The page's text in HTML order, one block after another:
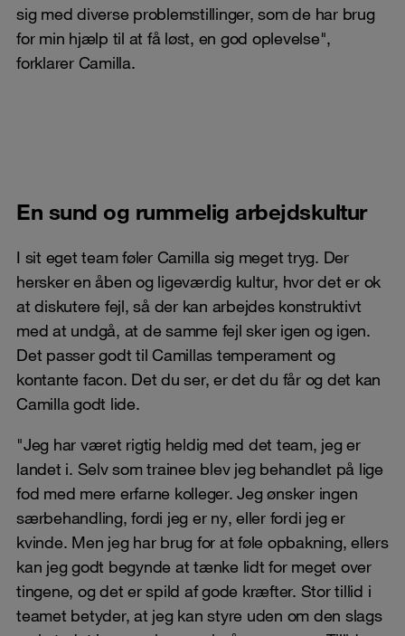
sig med diverse problemstillinger, som de har brug
for min hjælp til at få løst, en god oplevelse",
forklarer Camilla.
En sund og rummelig arbejdskultur
I sit eget team føler Camilla sig meget tryg. Der
hersker en åben og ligeværdig kultur, hvor det er ok
at diskutere fejl, så der kan arbejdes konstruktivt
med at undgå, at de samme fejl sker igen og igen.
Det passer godt til Camillas temperament og
kontante facon. Det du ser, er det du får og det kan
Camilla godt lide.
"Jeg har været rigtig heldig med det team, jeg er
landet i. Selv som trainee blev jeg behandlet på lige
fod med mere erfarne kolleger. Jeg ønsker ingen
særbehandling, fordi jeg er ny, eller fordi jeg er
kvinde. Men jeg har brug for at føle opbakning, ellers
kan jeg godt begynde at tænke lidt for meget over
tingene, og det er spild af gode kræfter. Stor tillid i
teamet betyder, at jeg kan styre uden om den slags